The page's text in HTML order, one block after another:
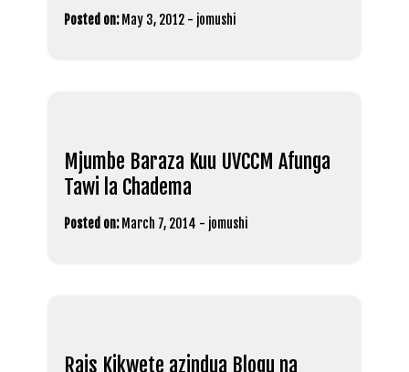
Posted on: May 3, 2012 - jomushi
Mjumbe Baraza Kuu UVCCM Afunga
Tawi la Chadema
Posted on: March 7, 2014 - jomushi
Rais Kikwete azindua Blogu na